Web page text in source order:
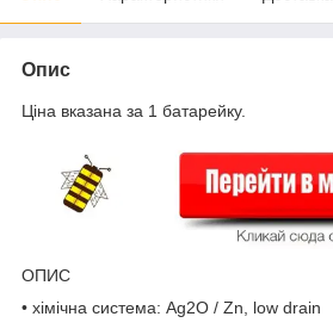
Опис
Ціна вказана за 1 батарейку.
ОПИС
• хімічна система: Ag2O / Zn, low drain